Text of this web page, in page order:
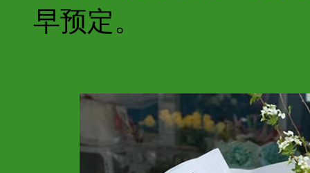
早预定。